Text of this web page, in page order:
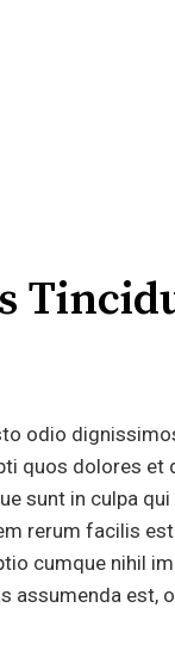
odio
quos dolores
sunt in culpa
rerum facilis
cumque nihil
assumenda est,